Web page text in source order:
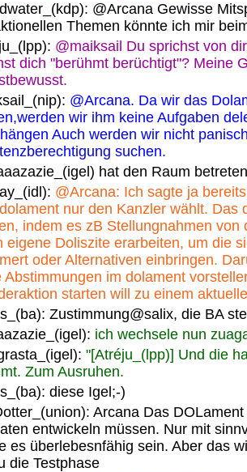
@Arcana Gewisse
Themen könnte ich mir
@maiksail Du sprichst von
dich "berühmt berüchtigt"? Meine
@Arcana. Da wir das
wir ihm keine Aufgaben
Auch werden wir nicht
suchen.
hat den Raum betreten
@Arcana: Ich sagte ja
nur den Kanzler wählt. Das
indem es zB Stellungnahmen von
eigene Doliszite erarbeiten, um die
oder Alternativen einbringen.
Abstimmungen im dolament
starten will zu einem
Zustimmung@salix, die BA
ich wechsele nun
"[Atréju_(lpp)] Und die
Zum Ausruhen.
diese Igel;-)
Arcana Das
entwickeln müssen. Nur mit
es überlebesnfähig sein. Aber das
die Testphase